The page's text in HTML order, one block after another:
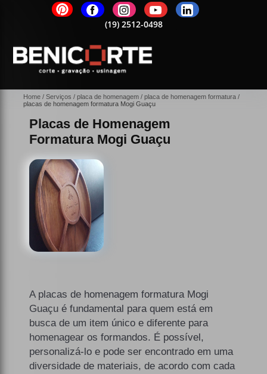
(19) 2512-0498
Home Serviços placa de homenagem
placa de homenagem formatura
placas de homenagem formatura Mogi Guaçu
Placas de Homenagem
Formatura Mogi Guaçu
A placas de homenagem formatura Mogi
Guaçu é fundamental para quem está em
busca de um item único e diferente para
homenagear os formandos. É possível,
personalizá-lo e pode ser encontrado em uma
diversidade de materiais, de acordo com cada